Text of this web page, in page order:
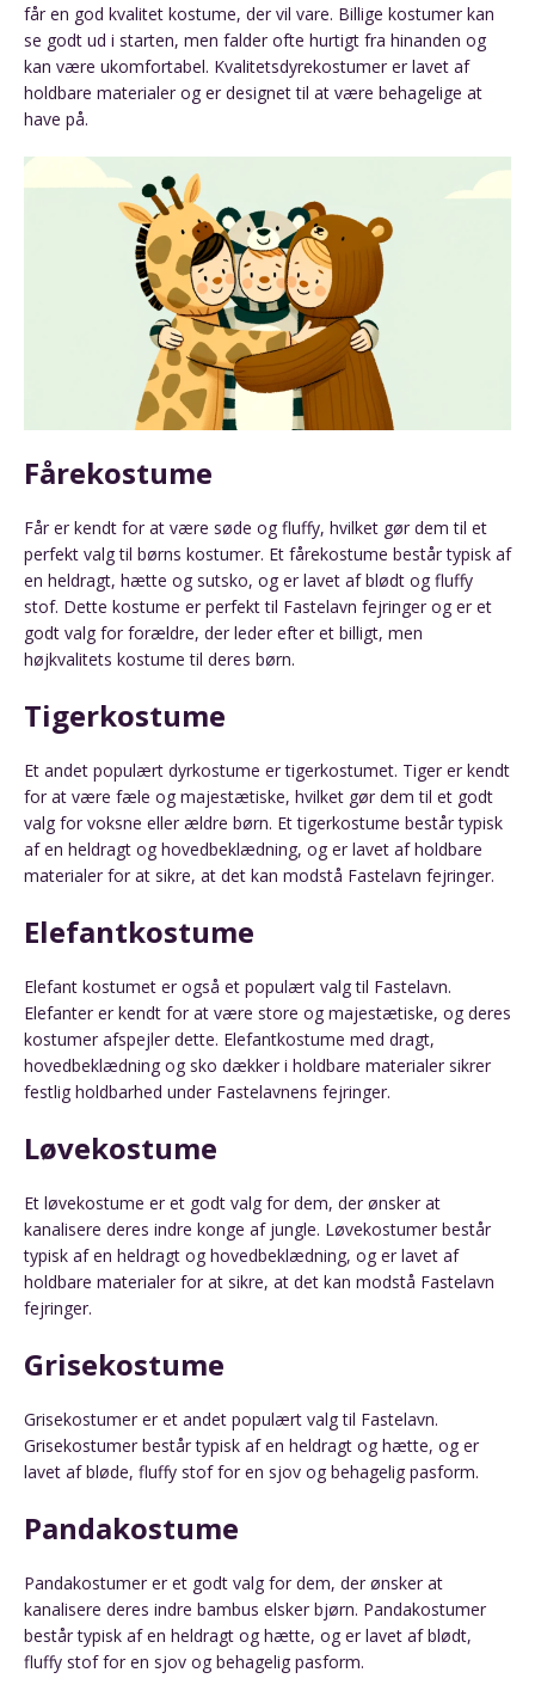
får en god kvalitet kostume, der vil vare. Billige kostumer kan
se godt ud i starten, men falder ofte hurtigt fra hinanden og
kan være ukomfortabel. Kvalitetsdyrekostumer er lavet af
holdbare materialer og er designet til at være behagelige at
have på.
Fårekostume
Får er kendt for at være søde og fluffy, hvilket gør dem til et
perfekt valg til børns kostumer. Et fårekostume består typisk af
en heldragt, hætte og sutsko, og er lavet af blødt og fluffy
stof. Dette kostume er perfekt til Fastelavn fejringer og er et
godt valg for forældre, der leder efter et billigt, men
højkvalitets kostume til deres børn.
Tigerkostume
Et andet populært dyrkostume er tigerkostumet. Tiger er kendt
for at være fæle og majestætiske, hvilket gør dem til et godt
valg for voksne eller ældre børn. Et tigerkostume består typisk
af en heldragt og hovedbeklædning, og er lavet af holdbare
materialer for at sikre, at det kan modstå Fastelavn fejringer.
Elefantkostume
Elefant kostumet er også et populært valg til Fastelavn.
Elefanter er kendt for at være store og majestætiske, og deres
kostumer afspejler dette. Elefantkostume med dragt,
hovedbeklædning og sko dækker i holdbare materialer sikrer
festlig holdbarhed under Fastelavnens fejringer.
Løvekostume
Et løvekostume er et godt valg for dem, der ønsker at
kanalisere deres indre konge af jungle. Løvekostumer består
typisk af en heldragt og hovedbeklædning, og er lavet af
holdbare materialer for at sikre, at det kan modstå Fastelavn
fejringer.
Grisekostume
Grisekostumer er et andet populært valg til Fastelavn.
Grisekostumer består typisk af en heldragt og hætte, og er
lavet af bløde, fluffy stof for en sjov og behagelig pasform.
Pandakostume
Pandakostumer er et godt valg for dem, der ønsker at
kanalisere deres indre bambus elsker bjørn. Pandakostumer
består typisk af en heldragt og hætte, og er lavet af blødt,
fluffy stof for en sjov og behagelig pasform.